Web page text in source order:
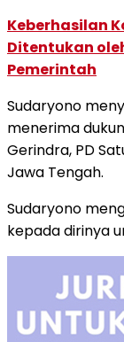
Keberhasilan
Ditentukan
Pemerintah
Sudaryono
menerima
Gerindra, PD
Jawa Tengah.
Sudaryono
kepada dirinya